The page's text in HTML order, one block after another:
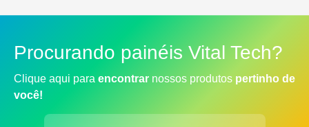
Procurando painéis Vital Tech?
Clique aqui para encontrar nossos produtos pertinho de
você!